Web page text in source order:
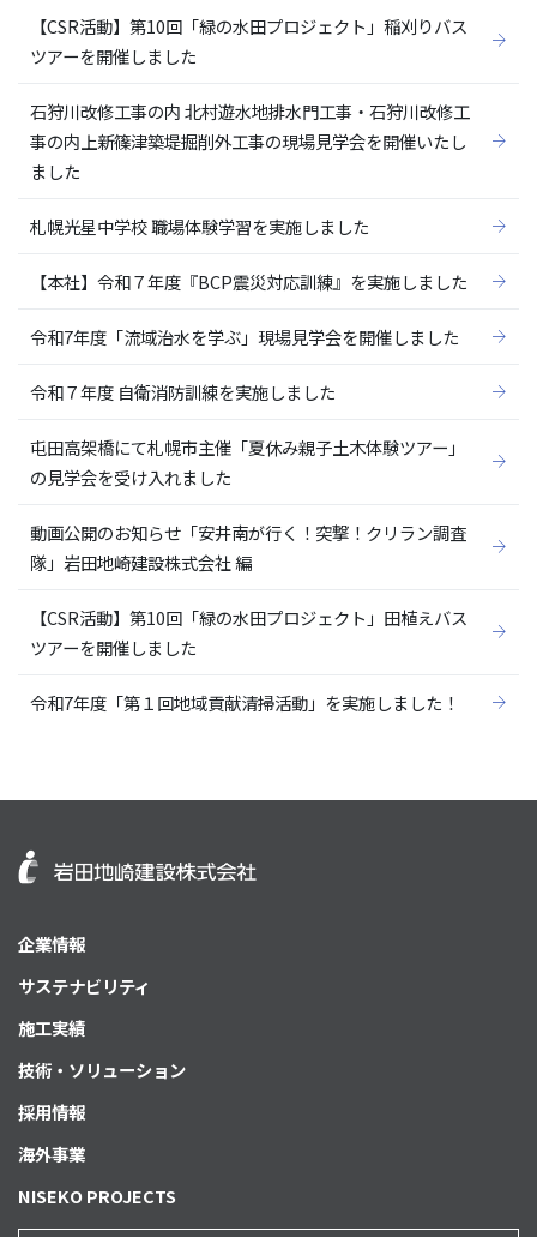
【CSR活動】第10回「緑の水田プロジェクト」稲刈りバス
ツアーを開催しました
石狩川改修工事の内 北村遊水地排水門工事・石狩川改修工
事の内上新篠津築堤掘削外工事の現場見学会を開催いたし
ました
札幌光星中学校 職場体験学習を実施しました
【本社】令和７年度『BCP震災対応訓練』を実施しました
令和7年度「流域治水を学ぶ」現場見学会を開催しました
令和７年度 自衛消防訓練を実施しました
屯田高架橋にて札幌市主催「夏休み親子土木体験ツアー」
の見学会を受け入れました
動画公開のお知らせ「安井南が行く！突撃！クリラン調査
隊」岩田地崎建設株式会社 編
【CSR活動】第10回「緑の水田プロジェクト」田植えバス
ツアーを開催しました
令和7年度「第１回地域貢献清掃活動」を実施しました！
企業情報
サステナビリティ
施工実績
技術・ソリューション
採用情報
海外事業
NISEKO PROJECTS